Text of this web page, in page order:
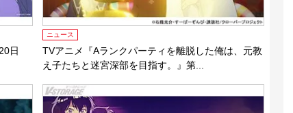
日
ニュース
TVアニメ『Aランクパーティを離脱した俺は、元教
え子たちと迷宮深部を目指す。』第...